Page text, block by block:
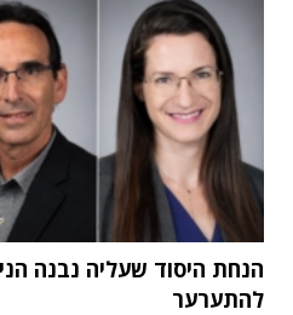
הנחת היסוד שעליה נבנה
להתערער